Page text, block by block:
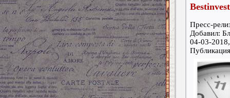
Пресс-
Добавил:
04-03-